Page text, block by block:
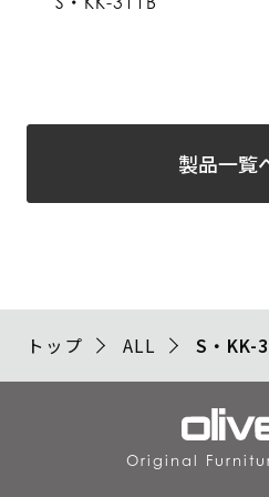
製品一覧
トップ ALL S・KK-
Original